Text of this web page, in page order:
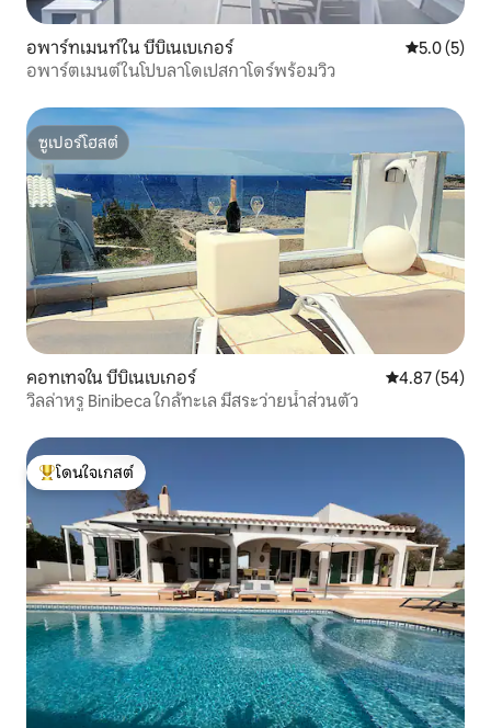
อพาร์ทเมนท์ใน บีบิเนเบเกอร์ คะแนนเฉลี่
5.0 (5)
อพาร์ตเมนต์ในโปบลาโดเปสกาโดร์พร้อมวิว
ซูเปอร์โฮสต์
ซูเปอร์โฮสต์
คอทเทจใน บีบิเนเบเกอร์ คะแนนเฉลี่ย
4.87 (54)
วิลล่าหรู Binibeca ใกล้ทะเล มีสระว่ายน้ำส่วนตัว
โดนใจเกสต์ที่สุด
โดนใจเกสต์